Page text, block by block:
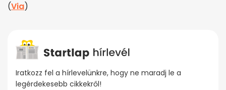
(Via)
Iratkozz fel a hírlevelünkre, hogy ne maradj le a
legérdekesebb cikkekről!